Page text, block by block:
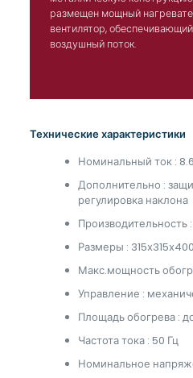
размещен мощный
вентилятор,
воздушный поток.
Технические характеристики
Номинальный ток :
Дополнительно :
регулировка наклона
Производительность
Размеры :
Макс.мощность
Управление :
Площадь обогрева :
Частота тока : 50 Гц
Номинальное